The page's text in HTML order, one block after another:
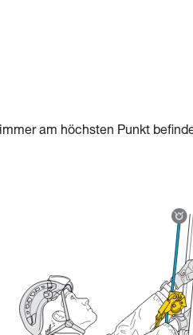
am höchsten Punkt